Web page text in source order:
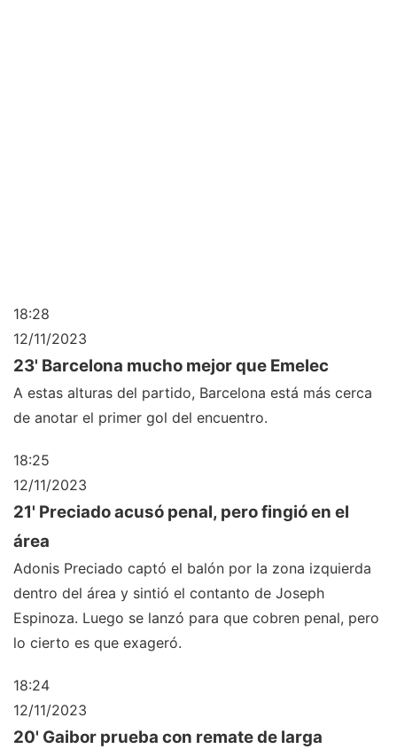
18:28
12/11/2023
23' Barcelona mucho mejor que Emelec
A estas alturas del partido, Barcelona está más cerca
de anotar el primer gol del encuentro.
18:25
12/11/2023
21' Preciado acusó penal, pero fingió en el
área
Adonis Preciado captó el balón por la zona izquierda
dentro del área y sintió el contanto de Joseph
Espinoza. Luego se lanzó para que cobren penal, pero
lo cierto es que exageró.
18:24
12/11/2023
20' Gaibor prueba con remate de larga